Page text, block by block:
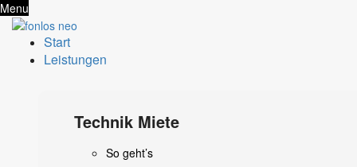
Menu
Start
Leistungen
Technik Miete
So geht’s